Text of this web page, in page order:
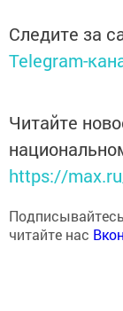
Следите за
Telegram-
Читайте
https://
читайте нас